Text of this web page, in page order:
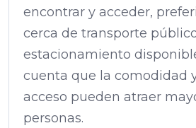
encontrar y acceder,
cerca de transporte
estacionamiento
cuenta que la comodidad
acceso pueden atraer
personas.